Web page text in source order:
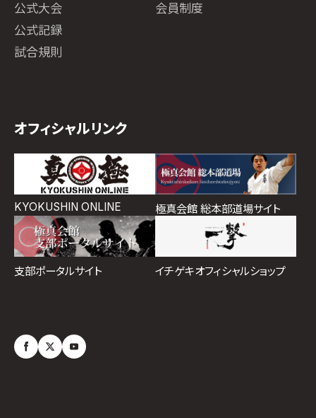
公式大会
公式記録
試合規則
会員制度
オフィシャルリンク
KYOKUSHIN ONLINE 極真会館 総本部道場サイト
支部ポータルサイト イチゲキオフィシャルショップ